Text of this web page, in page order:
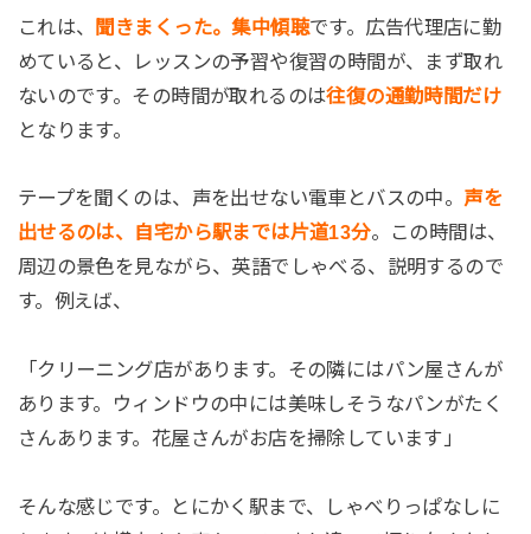
これは、 聞きまくった。集中傾聴です。広告代理店に勤
めていると、レッスンの予習や復習の時間が、まず取れ
ないのです。その時間が取れるのは往復の通勤時間だけ
となります。
テープを聞くのは、声を出せない電車とバスの中。 声を
出せるのは、自宅から駅までは片道13分。この時間は、
周辺の景色を見ながら、英語でしゃべる、説明するので
す。例えば、
「クリーニング店があります。その隣にはパン屋さんが
あります。ウィンドウの中には美味しそうなパンがたく
さんあります。花屋さんがお店を掃除しています」
そんな感じです。とにかく駅まで、しゃべりっぱなしに